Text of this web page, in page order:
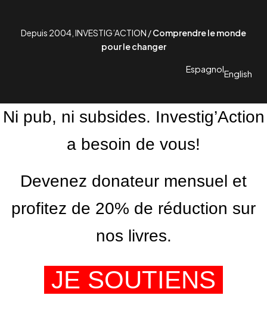
Depuis 2004, INVESTIG’ACTION /Comprendre le monde
pour le changer
EspagnolEnglish
Ni pub, ni subsides. Investig’Action
a besoin de vous!
Devenez donateur mensuel et
profitez de 20% de réduction sur
nos livres.
JE SOUTIENS